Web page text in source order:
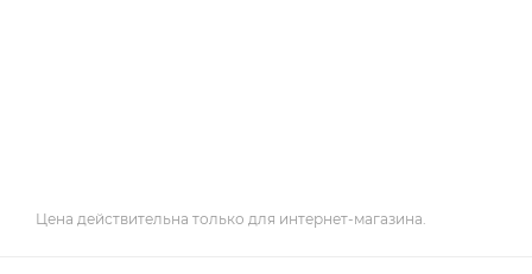
Цена действительна только для интернет-магазина.